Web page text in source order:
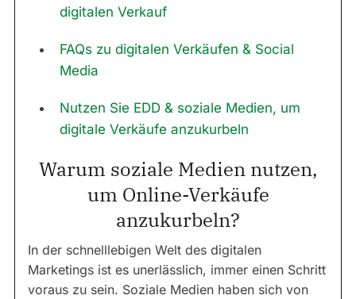
digitalen Verkauf
FAQs zu digitalen Verkäufen & Social
Media
Nutzen Sie EDD & soziale Medien, um
digitale Verkäufe anzukurbeln
Warum soziale Medien nutzen,
um Online-Verkäufe
anzukurbeln?
In der schnelllebigen Welt des digitalen
Marketings ist es unerlässlich, immer einen Schritt
voraus zu sein. Soziale Medien haben sich von